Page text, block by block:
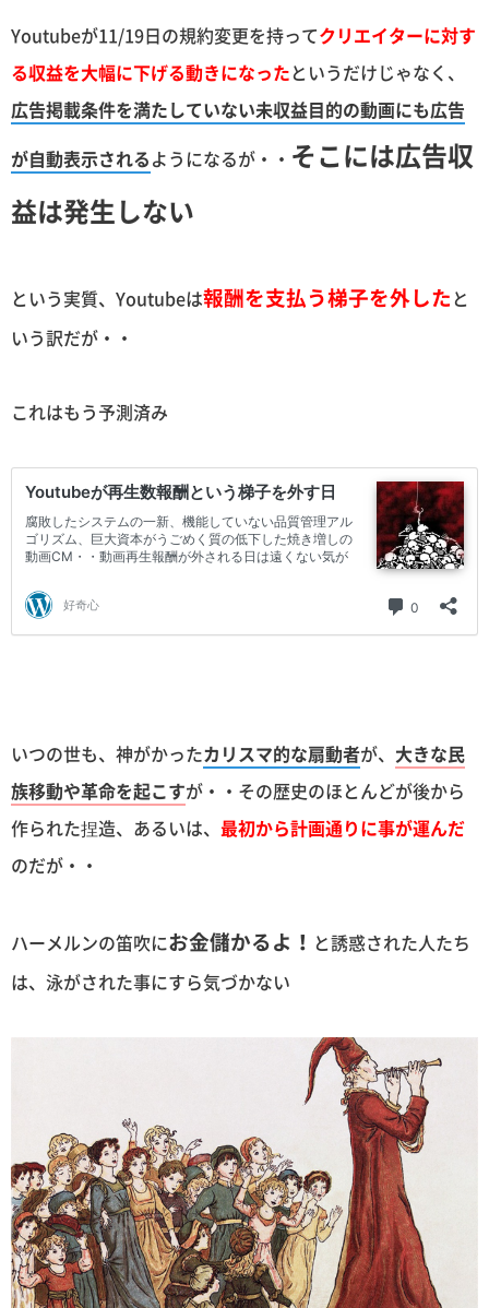
Youtubeが11/19日の規約変更を持ってクリエイターに対す
る収益を大幅に下げる動きになったというだけじゃなく、
広告掲載条件を満たしていない未収益目的の動画にも広告
が自動表示されるようになるが・・ そこには広告収
益は発生しない
という実質、Youtubeは報酬を支払う梯子を外したと
いう訳だが・・
これはもう予測済み
いつの世も、神がかったカリスマ的な扇動者が、 大きな民
族移動や革命を起こすが・・その歴史のほとんどが後から
作られた捏造、あるいは、 最初から計画通りに事が運んだ
のだが・・
ハーメルンの笛吹にお金儲かるよ！ と誘惑された人たち
は、泳がされた事にすら気づかない